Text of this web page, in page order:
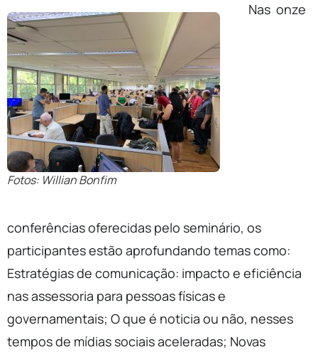
Fotos: Willian Bonfim
Nas onze
conferências oferecidas pelo seminário, os
participantes estão aprofundando temas como:
Estratégias de comunicação: impacto e eficiência
nas assessoria para pessoas físicas e
governamentais; O que é noticia ou não, nesses
tempos de mídias sociais aceleradas; Novas